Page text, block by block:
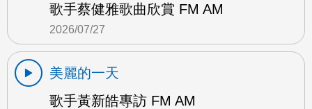
歌手蔡健雅歌曲欣賞 FM AM
2026/07/27
美麗的一天
歌手黃新皓專訪 FM AM